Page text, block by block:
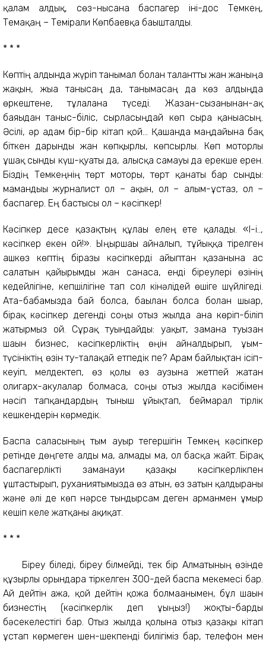
қалам алдық, сөз-нысана баспагер іні-дос Темкең,
Темақаң – Темірғали Көпбаевқа бағышталды.
* * *
Көптің алдында жүріп танымал болған талантты жан жаныңа
жақын, жыға танысаң да, танымасаң да көз алдыңда
өркештене, тұлғалана түседі. Жазған-сызғанынан-ақ
баяғыдан таныс-біліс, сырласыңдай көп сырға қанығасың.
Әсілі, әр адам бір-бір кітап қой... Қашанда маңдайына бақ
біткен дарынды жан көпқырлы, көпсырлы. Көп моторлы
ұшақ сынды күш-қуаты да, алысқа самғауы да ерекше ерен.
Біздің Темкеңнің төрт моторы, төрт қанаты бар сынды:
мамандығы журналист ол – ақын, ол – ғалым-ұстаз, ол –
баспагер. Ең бастысы ол – кәсіпкер!
Кәсіпкер десе қазақтың құлағы елең ете қалады. «І-і..,
кәсіпкер екен ғой!». Ыңыршағы айналып, тұйыққа тірелген
ашкөз көптің біразы кәсіпкерді ғайыптан қазанына ас
салатын қайырымды жан санаса, енді біреулері өзінің
кедейлігіне, кепшілігіне тап сол кінәлідей өшіге шүйлігеді.
Ата-бабамызда бай болса, бағылан болса болған шығар,
бірақ кәсіпкер дегенді соңғы отыз жылда ғана көріп-біліп
жатырмыз ғой. Сұрақ туындайды: уақыт, замана туғызған
шағын бизнес, кәсіпкерліктің өңін айналдырып, ұғым-
түсініктің өзін ту-талақай етпедік пе? Арам байлықтан ісіп-
кеуіп, мелдектеп, өз қолы өз аузына жетпей жатған
олигарх-акулалар болмаса, соңғы отыз жылда кәсібімен
нәсіп тапқандардың тыныш ұйықтап, беймарал тірлік
кешкендерін көрмедік.
Баспа саласының тым ауыр тегершігін Темкең кәсіпкер
ретінде дөңгете алды ма, алмады ма, ол басқа жайт. Бірақ
баспагерлікті заманауи қазақы кәсіпкерлікпен
ұштастырып, руханиятымызда өз атын, өз затын қалдырғаны
және әлі де көп нәрсе тындырсам деген арманмен ғұмыр
кешіп келе жатқаны ақиқат.
* * *
Біреу біледі, біреу білмейді, тек бір Алматының өзінде
құзырлы орындарға тіркелген 300-дей баспа мекемесі бар.
Ай дейтін ажа, қой дейтін қожа болмағанымен, бұл шағын
бизнестің (кәсіпкерлік деп ұғыңыз!) жоқты-барды
бәсекелестігі бар. Отыз жылда қолына отыз қазақы кітап
ұстап көрмеген шен-шекпенді билігіміз бар, телефон мен